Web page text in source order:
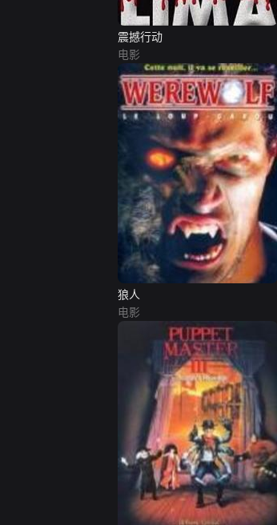
震撼行动
电影
狼人
电影